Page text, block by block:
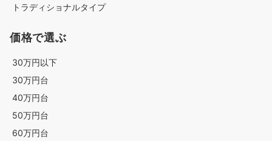
トラディショナルタイプ
価格で選ぶ
30万円以下
30万円台
40万円台
50万円台
60万円台